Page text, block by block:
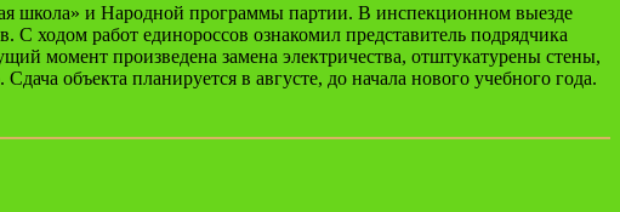
школа» и Народной программы партии. В инспекционном выезде
ходом работ единороссов ознакомил представитель подрядчика
момент произведена замена электричества, отштукатурены стены,
объекта планируется в августе, до начала нового учебного года.